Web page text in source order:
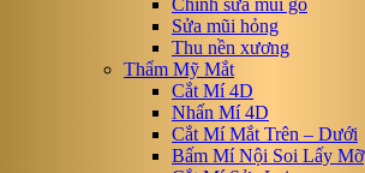
Chỉnh sửa mũi gồ
Sửa mũi hỏng
Thu nền xương
Thẩm Mỹ Mắt
Cắt Mí 4D
Nhấn Mí 4D
Cắt Mí Mắt Trên – Dưới
Bấm Mí Nội Soi Lấy Mỡ